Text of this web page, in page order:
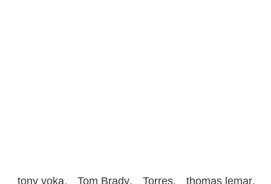
tony yoka Tom Brady Torres thomas lemar